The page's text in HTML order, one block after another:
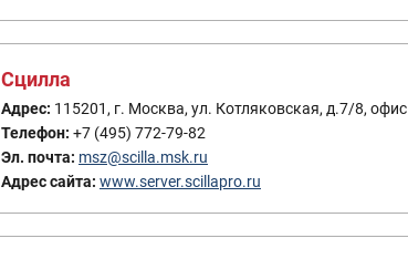
Сцилла
Адрес: 115201, г. Москва, ул. Котляковская, д.7/8,
Телефон: +7 (495) 772-79-82
Эл. почта: msz@scilla.msk.ru
Адрес сайта: www.server.scillapro.ru